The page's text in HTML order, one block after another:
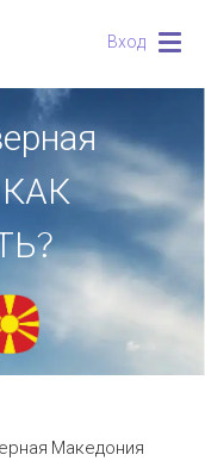
Вход
КАК
Македония